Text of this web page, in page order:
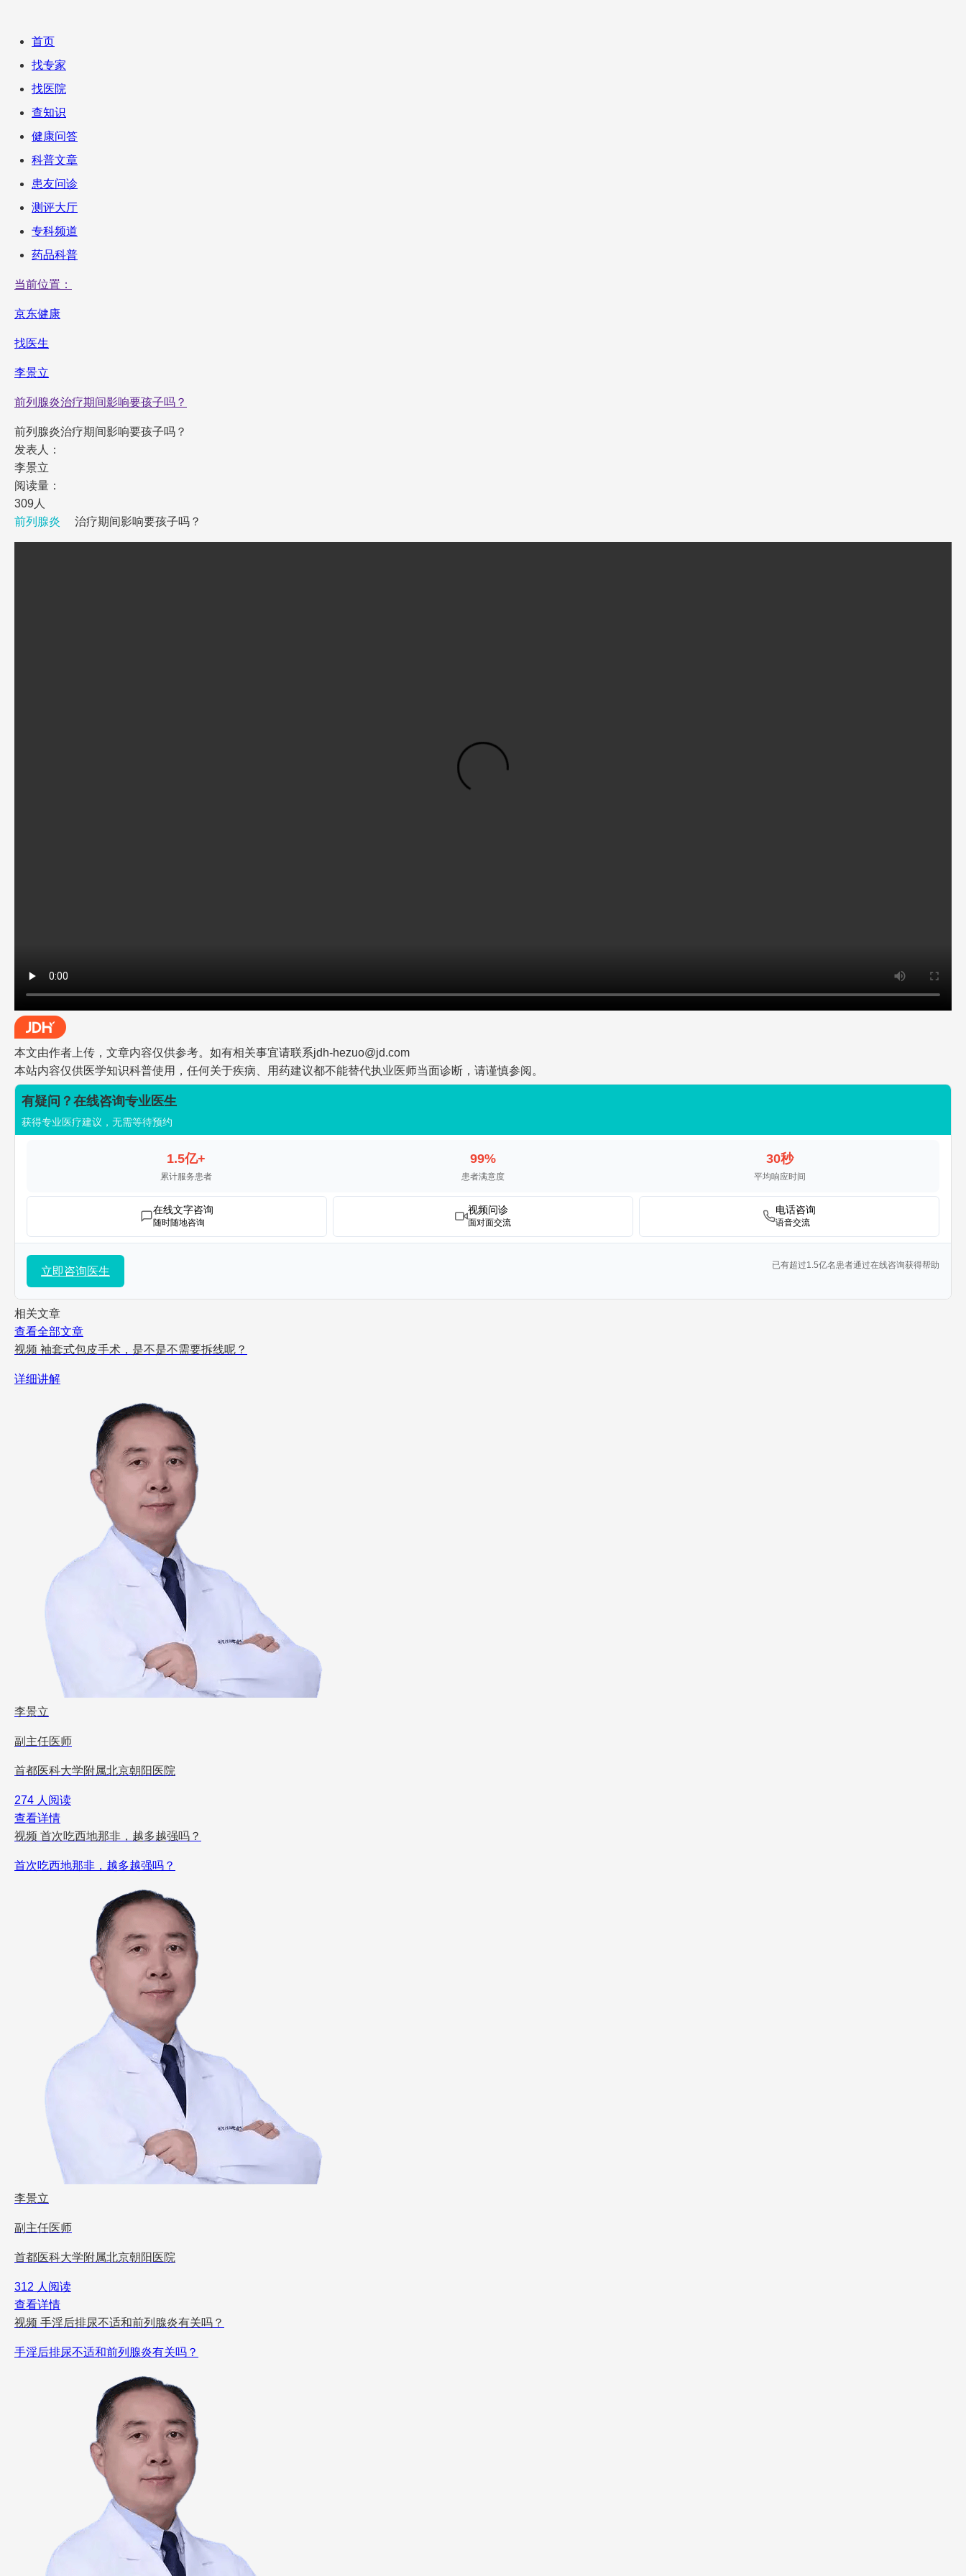
首页
找专家
找医院
查知识
健康问答
科普文章
患友问诊
测评大厅
专科频道
药品科普
当前位置：
京东健康
找医生
李景立
前列腺炎治疗期间影响要孩子吗？
前列腺炎治疗期间影响要孩子吗？
发表人：
李景立
阅读量：
309人
前列腺炎
治疗期间影响要孩子吗？
本文由作者上传，文章内容仅供参考。如有相关事宜请联系jdh-hezuo@jd.com
本站内容仅供医学知识科普使用，任何关于疾病、用药建议都不能替代执业医师当面诊断，请谨慎参阅。
有疑问？在线咨询专业医生
获得专业医疗建议，无需等待预约
1.5亿+
累计服务患者
99%
患者满意度
30秒
平均响应时间
在线文字咨询
随时随地咨询
视频问诊
面对面交流
电话咨询
语音交流
立即咨询医生 已有超过1.5亿名患者通过在线咨询获得帮助
相关文章
查看全部文章
视频 袖套式包皮手术，是不是不需要拆线呢？
详细讲解
李景立
副主任医师
首都医科大学附属北京朝阳医院
274 人阅读
查看详情
视频 首次吃西地那非，越多越强吗？
首次吃西地那非，越多越强吗？
李景立
副主任医师
首都医科大学附属北京朝阳医院
312 人阅读
查看详情
视频 手淫后排尿不适和前列腺炎有关吗？
手淫后排尿不适和前列腺炎有关吗？